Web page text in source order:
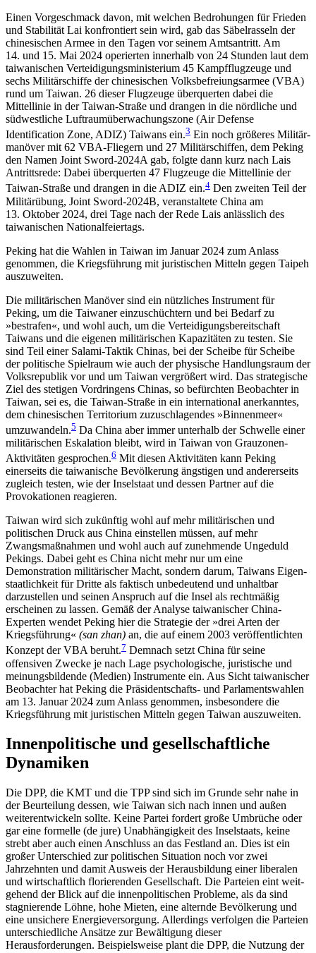
Einen Vorgeschmack davon, mit welchen Bedrohungen für Frieden
und Stabilität Lai konfrontiert sein wird, gab das Säbelrasseln der
chinesischen Armee in den Tagen vor seinem Amtsantritt. Am
14. und 15. Mai 2024 operierten innerhalb von 24 Stun­den laut dem
taiwanischen Verteidigungs­ministerium 45 Kampfflugzeuge und
sechs Militärschiffe der chinesischen Volksbefreiungsarmee (VBA)
rund um Taiwan. 26 dieser Flugzeuge überquerten dabei die
Mittellinie in der Taiwan-Straße und dran­gen in die nördliche und
südwestliche Luft­raum­überwachungs­zone (Air Defense
Identification Zone, ADIZ) Taiwans ein.3 Ein noch größeres Militär­
manöver mit 62 VBA-Fliegern und 27 Militärschiffen, dem Peking
den Namen Joint Sword-2024A gab, folgte dann kurz nach Lais
Antrittsrede: Dabei überquerten 47 Flugzeuge die Mittellinie der
Taiwan-Straße und drangen in die ADIZ ein.4 Den zweiten Teil der
Militärübung, Joint Sword-2024B, veranstaltete China am
13. Oktober 2024, drei Tage nach der Rede Lais anlässlich des
taiwanischen Nationalfeiertags.
Peking hat die Wahlen in Taiwan im Januar 2024 zum Anlass
genommen, die Kriegsführung mit juristischen Mitteln gegen Taipeh
auszuweiten.
Die militärischen Manöver sind ein nützliches In­strument für
Peking, um die Taiwaner einzuschüchtern und bei Bedarf zu
»bestrafen«, und wohl auch, um die Verteidigungsbereitschaft
Taiwans und die eigenen militärischen Kapazitäten zu testen. Sie
sind Teil einer Salami-Taktik Chinas, bei der Scheibe für Scheibe
der politische Spielraum wie auch der physi­sche Handlungsraum der
Volksrepublik vor und um Taiwan vergrößert wird. Das strategische
Ziel des stetigen Vordringens Chinas, so befürchten Beobachter in
Taiwan, sei es, die Taiwan-Straße in ein inter­national anerkanntes,
dem chinesischen Territorium zuzuschlagendes »Binnenmeer«
umzuwandeln.5 Da China aber immer unterhalb der Schwelle einer
militärischen Eskalation bleibt, wird in Taiwan von Grauzonen-
Aktivitäten gesprochen.6 Mit diesen Aktivitäten kann Peking
einerseits die taiwanische Bevölkerung ängstigen und andererseits
zugleich testen, wie der Inselstaat und dessen Partner auf die
Provokationen reagieren.
Taiwan wird sich zukünftig wohl auf mehr militärischen und
politischen Druck aus China einstellen müssen, auf mehr
Zwangsmaßnahmen und wohl auch auf zunehmende Ungeduld
Pekings. Dabei geht es China nicht mehr nur um eine
Demonstration militärischer Macht, sondern darum, Taiwans Eigen­
staatlichkeit für Dritte als faktisch unbedeutend und unhaltbar
darzustellen und seinen Anspruch auf die Insel als rechtmäßig
erscheinen zu lassen. Gemäß der Analyse taiwanischer China-
Experten wendet Peking hier die Strategie der »drei Arten der
Kriegsführung« (san zhan) an, die auf einem 2003 veröffentlichten
Konzept der VBA beruht.7 Demnach setzt China für seine
offensiven Zwecke je nach Lage psychologische, juristische und
meinungsbildende (Medien) Instrumente ein. Aus Sicht taiwanischer
Beobachter hat Peking die Präsidentschafts- und Parlamentswahlen
am 13. Januar 2024 zum Anlass genommen, ins­besondere die
Kriegsführung mit juristischen Mitteln gegen Taiwan auszuweiten.
Innenpolitische und gesellschaftliche
Dynamiken
Die DPP, die KMT und die TPP sind sich im Grunde sehr nahe in
der Beurteilung dessen, wie Taiwan sich nach innen und außen
weiterentwickeln sollte. Keine Partei fordert große Umbrüche oder
gar eine formelle (de jure) Unabhängigkeit des Inselstaats, keine
strebt aber auch einen Anschluss an das Festland an. Dies ist ein
großer Unterschied zur politischen Situation noch vor zwei
Jahrzehnten und damit Ausweis der Herausbildung einer liberalen
und wirtschaftlich florierenden Gesellschaft. Die Parteien eint weit­
gehend der Blick auf die innenpolitischen Probleme, als da sind
stagnierende Löhne, hohe Mieten, eine alternde Bevölkerung und
eine unsichere Energie­versorgung. Allerdings verfolgen die Parteien
unter­schiedliche Ansätze zur Bewältigung dieser
Herausforderungen. Beispielsweise plant die DPP, die Nutzung der